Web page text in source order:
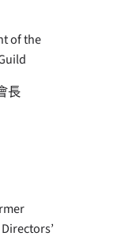
of the
長